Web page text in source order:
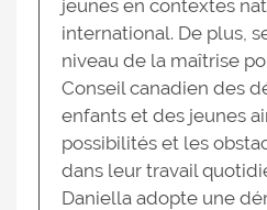
jeunes en contextes
international. De plus,
niveau de la maîtrise
Conseil canadien des
enfants et des jeunes
possibilités et les
dans leur travail
Daniella adopte une